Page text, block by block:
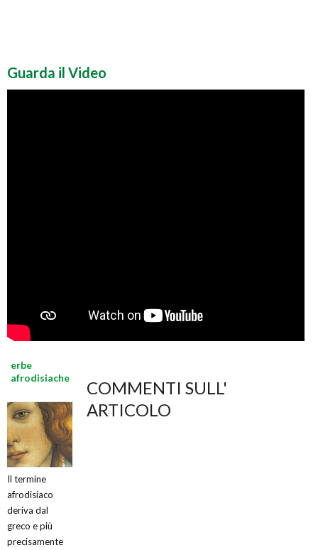
Guarda il Video
erbe
afrodisiache
Il termine
afrodisiaco
deriva dal
greco e più
precisamente
COMMENTI SULL'
ARTICOLO